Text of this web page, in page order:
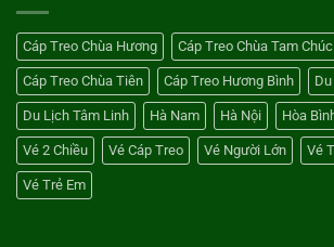
Nào?
Treo
Hương
Bình
Cáp Treo Chùa Hương Cáp Treo Chùa Tam Chúc
Cáp Treo Chùa Tiên Cáp Treo Hương Bình
Du Lịch Tâm Linh Hà Nam Hà Nội Hòa
Vé 2 Chiều Vé Cáp Treo Vé Người Lớn Vé
Vé Trẻ Em